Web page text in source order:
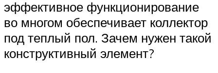
эффективное функционирование
во многом обеспечивает коллектор
под теплый пол. Зачем нужен такой
конструктивный элемент?